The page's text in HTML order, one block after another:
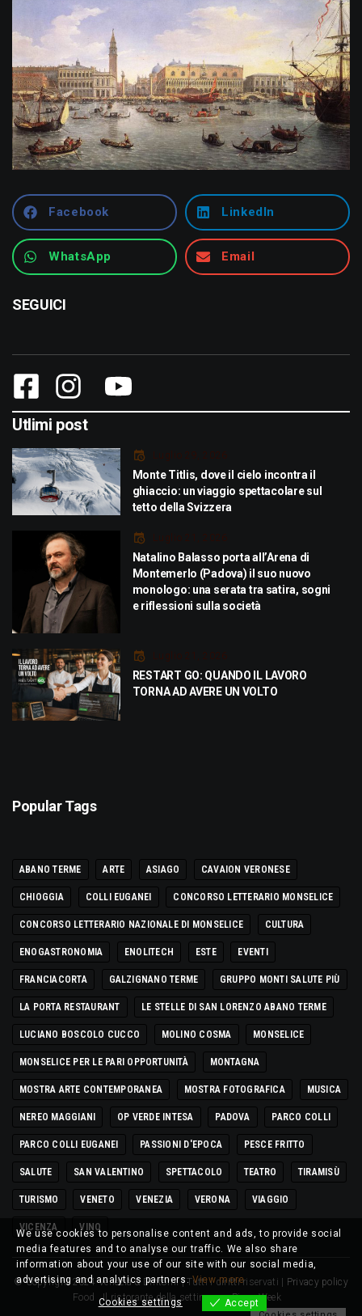
Facebook LinkedIn
WhatsApp Email
SEGUICI
Utlimi post
Luglio 29, 2026
Monte Titlis, dove il cielo incontra il
ghiaccio: un viaggio spettacolare sul
tetto della Svizzera
Luglio 21, 2026
Natalino Balasso porta all’Arena di
Montemerlo (Padova) il suo nuovo
monologo: una serata tra satira, sogni
e riflessioni sulla società
Luglio 21, 2026
RESTART GO: QUANDO IL LAVORO
TORNA AD AVERE UN VOLTO
Popular Tags
ABANO TERME ARTE ASIAGO CAVAION VERONESE
CHIOGGIA COLLI EUGANEI CONCORSO LETTERARIO MONSELICE
CONCORSO LETTERARIO NAZIONALE DI MONSELICE CULTURA
ENOGASTRONOMIA ENOLITECH ESTE EVENTI
FRANCIACORTA GALZIGNANO TERME GRUPPO MONTI SALUTE PIÙ
LA PORTA RESTAURANT LE STELLE DI SAN LORENZO ABANO TERME
LUCIANO BOSCOLO CUCCO MOLINO COSMA MONSELICE
MONSELICE PER LE PARI OPPORTUNITÀ MONTAGNA
MOSTRA ARTE CONTEMPORANEA MOSTRA FOTOGRAFICA MUSICA
NEREO MAGGIANI OP VERDE INTESA PADOVA PARCO COLLI
PARCO COLLI EUGANEI PASSIONI D'EPOCA PESCE FRITTO
SALUTE SAN VALENTINO SPETTACOLO TEATRO TIRAMISÙ
TURISMO VENETO VENEZIA VERONA VIAGGIO
VICENZA VINO
© Copyright 2024 Venezia & Dintorni | Tutti i diritti riservati |
Privacy policy
Food
Il ristorante della settimana Pizza Week
We use cookies to personalise content and ads, to provide social
media features and to analyse our traffic. We also share
information about your use of our site with our social media,
advertising and analytics partners.View more
Cookies settings
Accept